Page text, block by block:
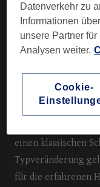
Ihre
sich dafür einfach
Friseur Behn & Ko
Berne.
Seit 2004 berät und
nahe dem
einen klassischen
Typveränderung
für die erfahrenen
Datenverkehr zu
Informationen
unsere Partner
Analysen weiter.
Cookie-